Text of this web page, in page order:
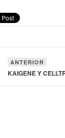
ANTERIOR